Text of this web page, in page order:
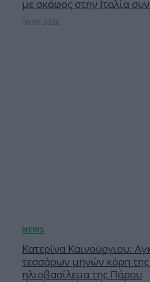
με σκάφος στην Ιταλία
09.08.2026
Κατερίνα Καινούργιου:
τεσσάρων μηνών κόρη
ηλιοβασίλεμα της Πάρου